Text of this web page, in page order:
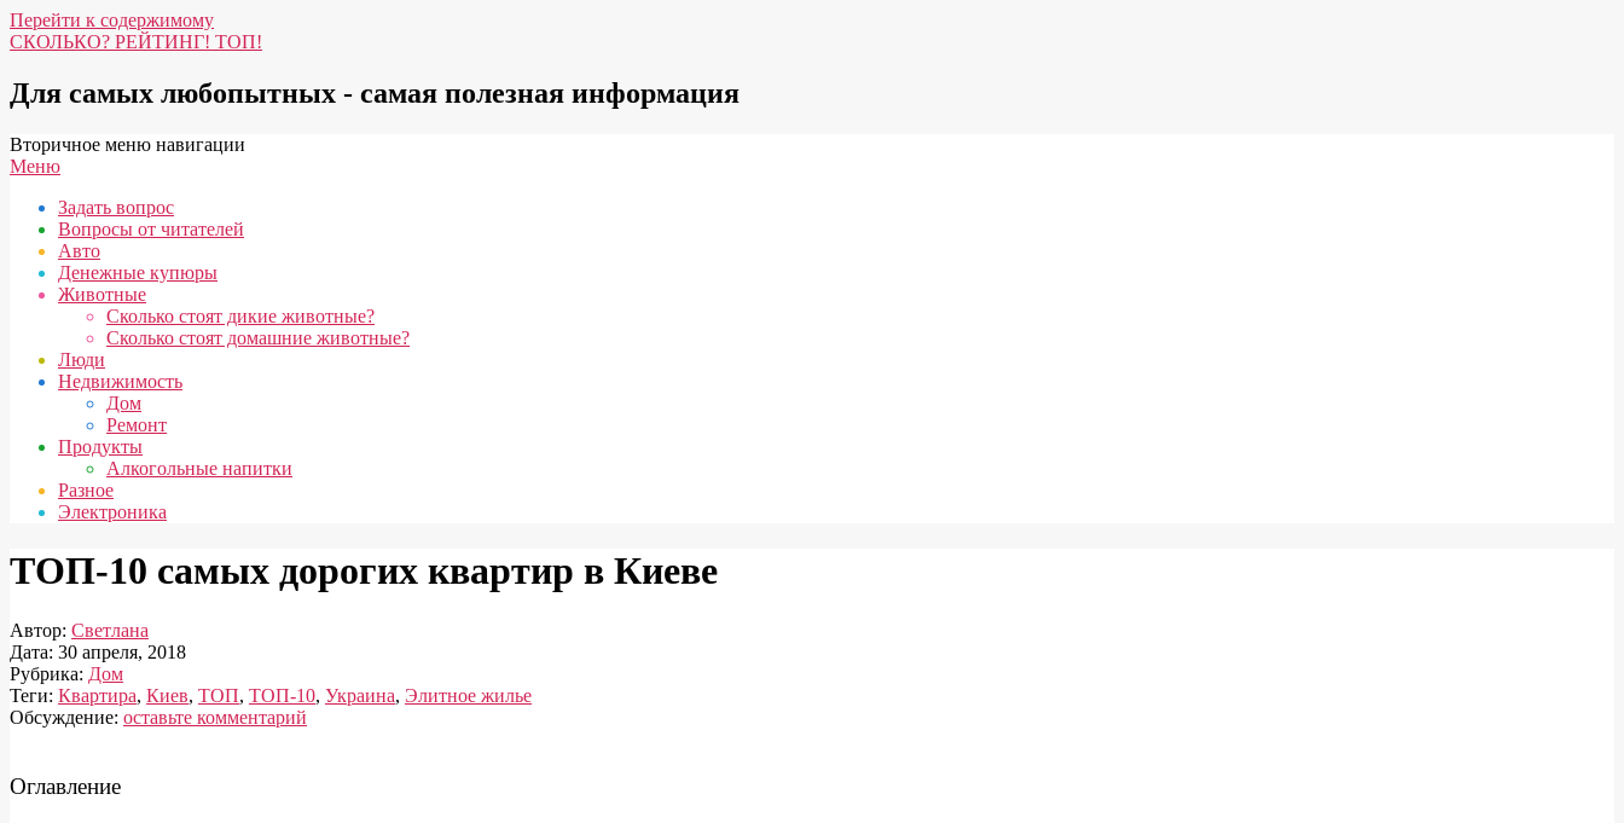
Перейти к содержимому
СКОЛЬКО? РЕЙТИНГ! ТОП!
Для самых любопытных - самая полезная информация
Вторичное меню навигации
Меню
Задать вопрос
Вопросы от читателей
Авто
Денежные купюры
Животные
Сколько стоят дикие животные?
Сколько стоят домашние животные?
Люди
Недвижимость
Дом
Ремонт
Продукты
Алкогольные напитки
Разное
Электроника
ТОП-10 самых дорогих квартир в Киеве
Автор: Светлана
Дата: 30 апреля, 2018
Рубрика: Дом
Теги: Квартира, Киев, ТОП, ТОП-10, Украина, Элитное жилье
Обсуждение: оставьте комментарий
Оглавление